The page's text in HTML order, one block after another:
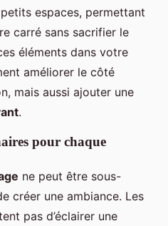
espaces, permettant
carré sans sacrifier le
éléments dans votre
améliorer le côté
mais aussi ajouter une
.
pour chaque
ne peut être sous-
créer une ambiance. Les
pas d’éclairer une